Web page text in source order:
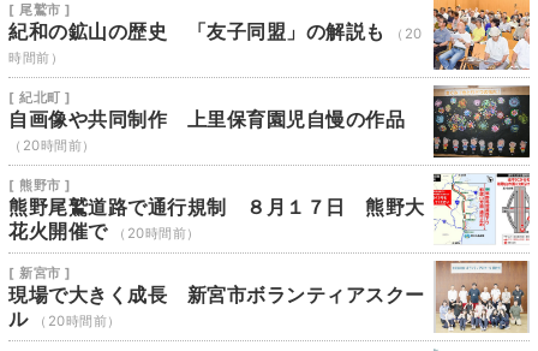
[ 尾鷲市 ]
紀和の鉱山の歴史 「友子同盟」の解説も
（20
時間前）
[ 紀北町 ]
自画像や共同制作 上里保育園児自慢の作品
（20時間前）
[ 熊野市 ]
熊野尾鷲道路で通行規制 ８月１７日 熊野大
花火開催で
（20時間前）
[ 新宮市 ]
現場で大きく成長 新宮市ボランティアスクー
ル
（20時間前）